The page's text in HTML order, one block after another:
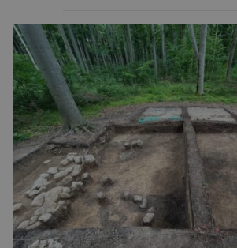
v Hodoníně u Kunštátu. Jeho
nedávno odkrývány archeology.
1400 Romů a Sintů, kteří byli v
internováni, v něm vydechli
čekal transport do […]